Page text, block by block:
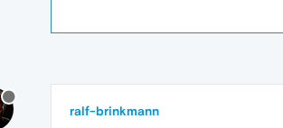
ralf-brinkmann